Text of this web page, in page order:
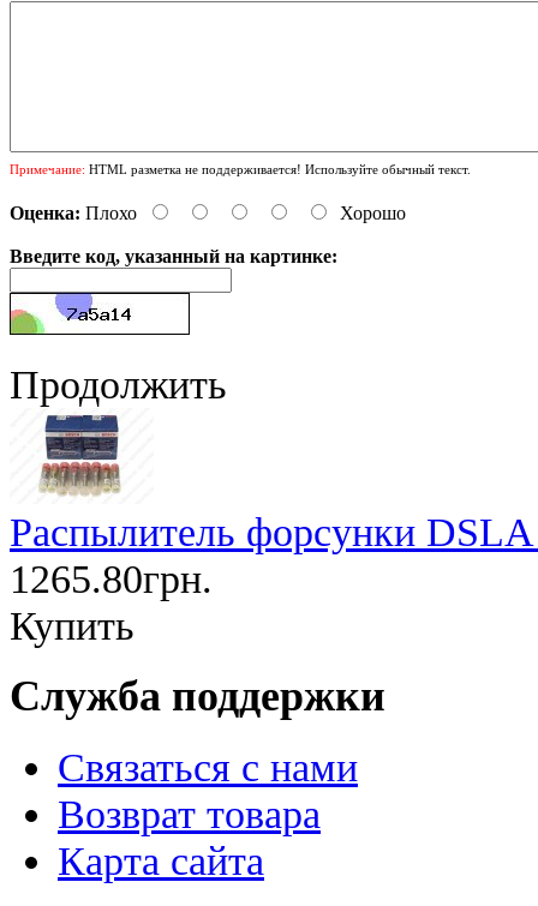
Примечание: HTML разметка не поддерживается! Используйте обычный текст.
Оценка: Плохо Хорошо
Введите код, указанный на картинке:
Продолжить
Распылитель форсунки
1265.80грн.
Купить
Служба поддержки
Связаться с нами
Возврат товара
Карта сайта